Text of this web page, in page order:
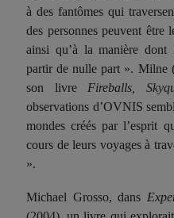
à des fantômes qui
des personnes peuvent être
ainsi qu’à la manière
partir de nulle part ». Milne
son livre Fireballs,
observations d’OVNIS
mondes créés par l’esprit
cours de leurs voyages à
».
Michael Grosso, dans